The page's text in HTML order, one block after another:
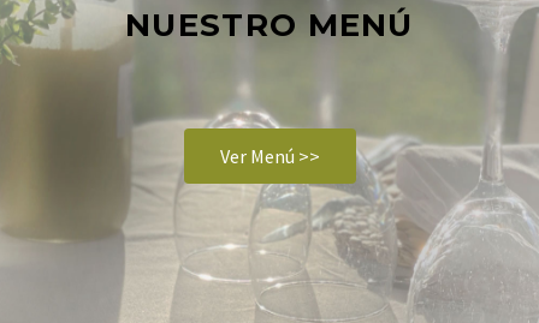
NUESTRO MENÚ
Ver Menú >>